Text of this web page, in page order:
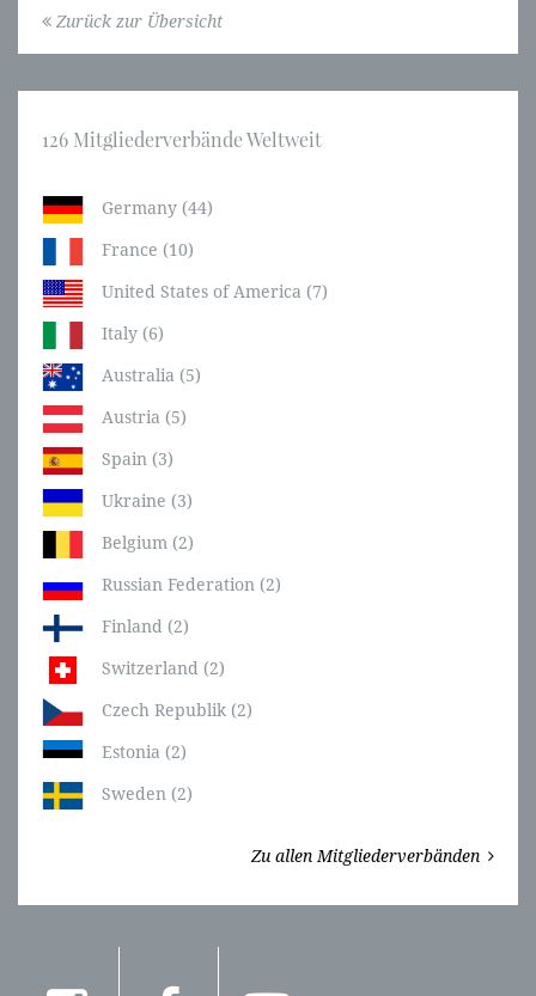
Zurück zur Übersicht
126 Mitgliederverbände Weltweit
Germany (44)
France (10)
United States of America (7)
Italy (6)
Australia (5)
Austria (5)
Spain (3)
Ukraine (3)
Belgium (2)
Russian Federation (2)
Finland (2)
Switzerland (2)
Czech Republik (2)
Estonia (2)
Sweden (2)
Zu allen Mitgliederverbänden